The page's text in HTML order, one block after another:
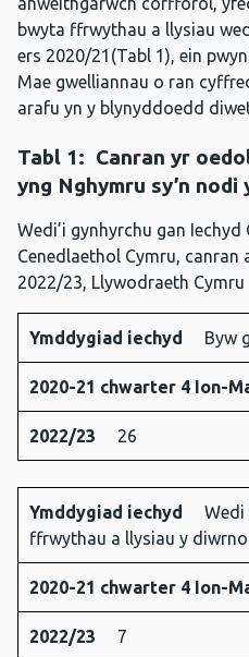
bwyta ffrwythau a llysiau
ers 2020/21(Tabl 1), ein
Mae gwelliannau o ran
arafu yn y blynyddoedd
Tabl 1: Canran yr
yng Nghymru sy’n nodi
Wedi’i gynhyrchu gan
Cenedlaethol Cymru,
2022/23, Llywodraeth Cymru
Ymddygiad
iechyd
2020-21
chwarter
4 Ion-
2021
Ymddygiad iechyd Byw
2020-21 chwarter 4 Ion-
2022/23 26
Ymddygiad iechyd
ffrwythau a llysiau y
2020-21 chwarter 4 Ion-
2022/23 7